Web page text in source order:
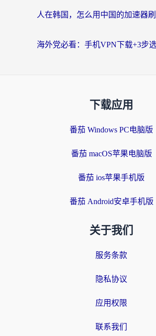
下载应用
番茄 Windows PC电脑版
番茄 macOS苹果电脑版
番茄 ios苹果手机版
番茄 Android安卓手机版
关于我们
服务条款
隐私协议
应用权限
联系我们